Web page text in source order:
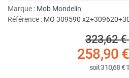
Marque : Mob Mondelin
Référence : MO 309590
323,62 €
258,90 €
soit310,68 €